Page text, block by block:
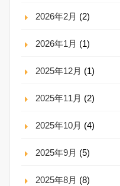
2026年2月 (2)
2026年1月 (1)
2025年12月 (1)
2025年11月 (2)
2025年10月 (4)
2025年9月 (5)
2025年8月 (8)